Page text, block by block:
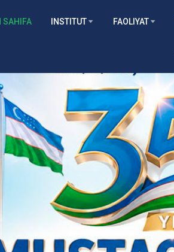
SAHIFA INSTITUT FAOLIYAT